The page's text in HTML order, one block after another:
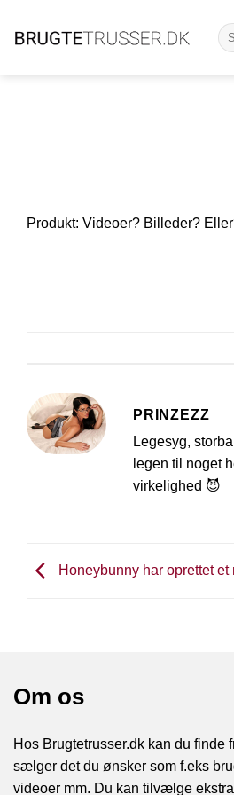
Søg
Produkt: Videoer? Billeder?
PRINZEZZ
Legesyg,
legen til noget
virkelighed 😈
Honeybunny har oprettet et
Om os
Hos Brugtetrusser.dk kan du finde
sælger det du ønsker som f.eks
videoer mm. Du kan tilvælge